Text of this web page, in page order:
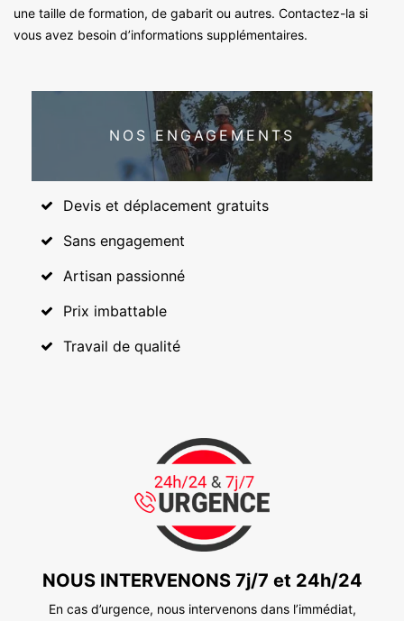
une taille de formation, de gabarit ou autres. Contactez-la si
vous avez besoin d’informations supplémentaires.
NOS ENGAGEMENTS
Devis et déplacement gratuits
Sans engagement
Artisan passionné
Prix imbattable
Travail de qualité
NOUS INTERVENONS 7j/7 et 24h/24
En cas d’urgence, nous intervenons dans l’immédiat,